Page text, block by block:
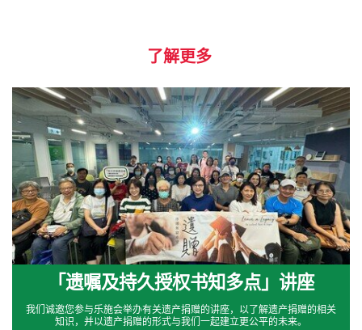
了解更多
「遗嘱及持久授权书知多点」 讲座
我们诚邀您参与乐施会举办有关遗产捐赠的讲座，以了解遗产捐赠的相关
知识，并以遗产捐赠的形式与我们一起建立更公平的未来。